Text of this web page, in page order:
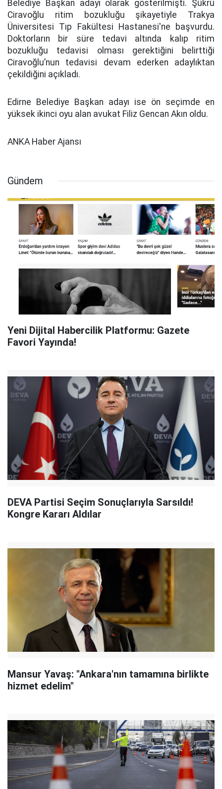
Belediye Başkan adayı olarak gösterilmişti. Şükrü
Ciravoğlu ritim bozukluğu şikayetiyle Trakya
Üniversitesi Tıp Fakültesi Hastanesi'ne başvurdu.
Doktorların bir süre tedavi altında kalıp ritim
bozukluğu tedavisi olması gerektiğini belirttiği
Ciravoğlu’nun tedavisi devam ederken adaylıktan
çekildiğini açıkladı.
Edirne Belediye Başkan adayı ise ön seçimde en
yüksek ikinci oyu alan avukat Filiz Gencan Akın oldu.
ANKA Haber Ajansı
Gündem
Yeni Dijital Habercilik Platformu: Gazete
Favori Yayında!
DEVA Partisi Seçim Sonuçlarıyla Sarsıldı!
Kongre Kararı Aldılar
Mansur Yavaş: "Ankara'nın tamamına birlikte
hizmet edelim"